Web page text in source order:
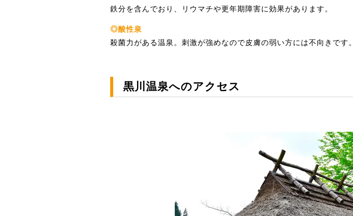
鉄分を含んでおり、リウマチや更年期障害に効果があります。
◎酸性泉
殺菌力がある温泉。刺激が強めなので皮膚の弱い方には不向きです。
黒川温泉へのアクセス